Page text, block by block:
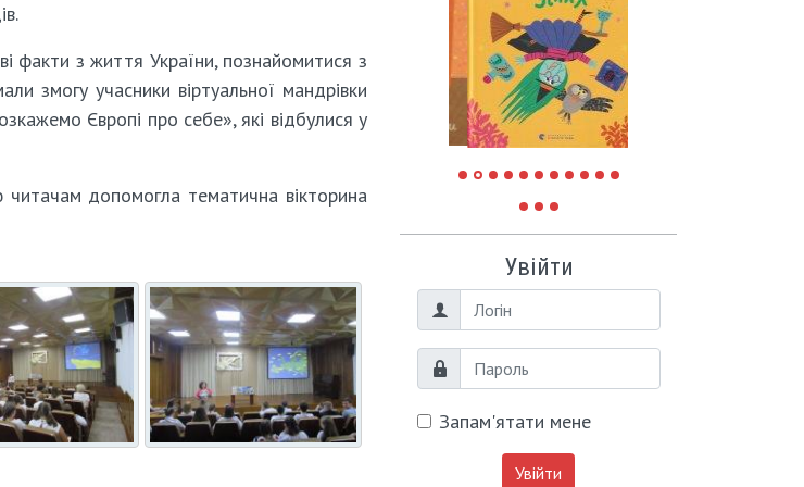
факти з життя України, познайомитися з
змогу учасники віртуальної мандрівки
Європі про себе», які відбулися у
читачам допомогла тематична вікторина
Увійти
Логін
Пароль
Запам'ятати мене
Увійти